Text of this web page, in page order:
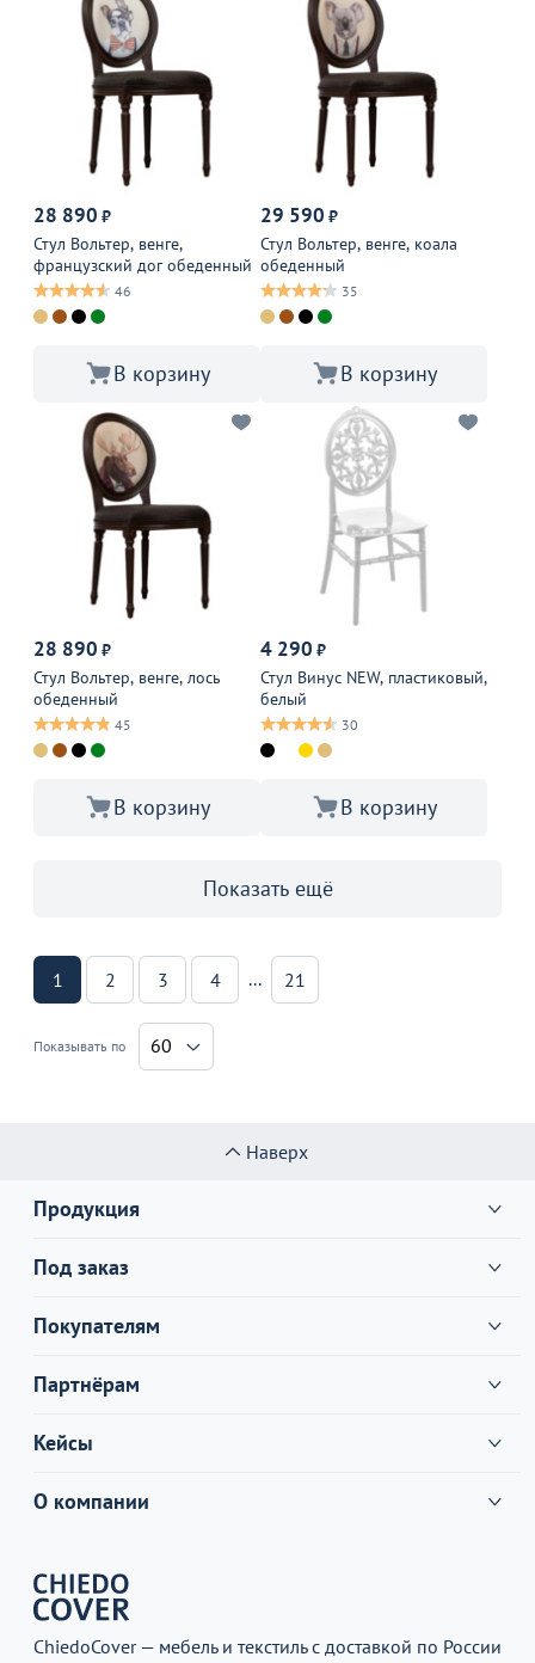
28 890 ₽
Стул Вольтер, венге,
французский дог обеденный
46
В корзину
29 590 ₽
Стул Вольтер, венге, коала
обеденный
35
В корзину
28 890 ₽
Стул Вольтер, венге, лось
обеденный
45
В корзину
4 290 ₽
Стул Винус NEW, пластиковый,
белый
30
В корзину
Показать ещё
1 2 3 4 ... 21
Показывать по 60
Наверх
Продукция
Под заказ
Покупателям
Партнёрам
Кейсы
О компании
ChiedoCover — мебель и текстиль с доставкой по России